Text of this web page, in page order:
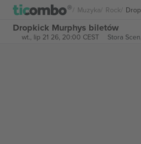
Muzyka Rock
Dropkick Murphys biletów
wt., lip 21 26, 20:00 CEST Stora